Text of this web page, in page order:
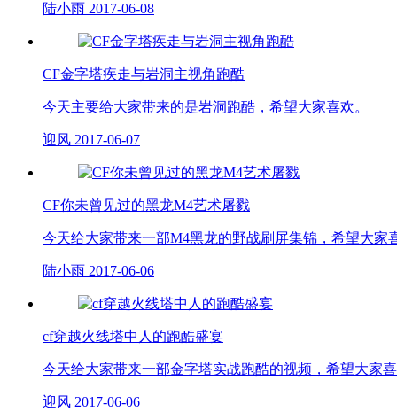
陆小雨 2017-06-08
CF金字塔疾走与岩洞主视角跑酷
今天主要给大家带来的是岩洞跑酷，希望大家喜欢。
迎风 2017-06-07
CF你未曾见过的黑龙M4艺术屠戮
今天给大家带来一部M4黑龙的野战刷屏集锦，希望大家
陆小雨 2017-06-06
cf穿越火线塔中人的跑酷盛宴
今天给大家带来一部金字塔实战跑酷的视频，希望大家
迎风 2017-06-06